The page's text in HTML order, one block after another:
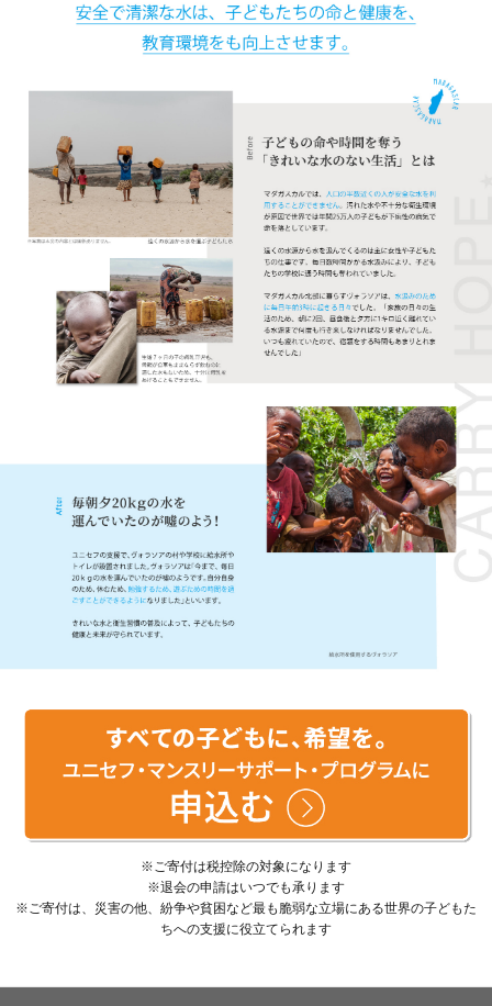
※ご寄付は税控除の対象になります
※退会の申請はいつでも承ります
※ご寄付は、災害の他、紛争や貧困など最も脆弱な立場にある世界の子どもた
ちへの支援に役立てられます